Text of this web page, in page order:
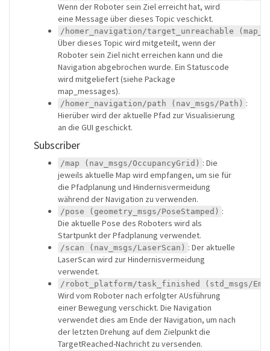
Wenn der Roboter sein Ziel erreicht hat, wird
eine Message über dieses Topic veschickt.
/homer_navigation/target_unreachable
Über dieses Topic wird mitgeteilt, wenn der
Roboter sein Ziel nicht erreichen kann und die
Navigation abgebrochen wurde. Ein Statuscode
wird mitgeliefert (siehe Package
map_messages).
/homer_navigation/path (nav_msgs/Path) :
Hierüber wird der aktuelle Pfad zur Visualisierung
an die GUI geschickt.
Subscriber
/map (nav_msgs/OccupancyGrid) : Die
jeweils aktuelle Map wird empfangen, um sie für
die Pfadplanung und Hindernisvermeidung
während der Navigation zu verwenden.
/pose (geometry_msgs/PoseStamped) :
Die aktuelle Pose des Roboters wird als
Startpunkt der Pfadplanung verwendet.
/scan (nav_msgs/LaserScan) : Der aktuelle
LaserScan wird zur Hindernisvermeidung
verwendet.
/robot_platform/task_finished (std_msgs/
Wird vom Roboter nach erfolgter AUsführung
einer Bewegung verschickt. Die Navigation
verwendet dies am Ende der Navigation, um nach
der letzten Drehung auf dem Zielpunkt die
TargetReached-Nachricht zu versenden.